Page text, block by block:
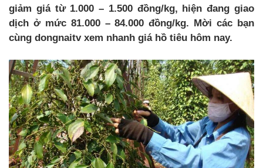
giảm giá từ 1.000 – 1.500 đồng/kg, hiện đang giao
dịch ở mức 81.000 – 84.000 đồng/kg. Mời các bạn
cùng dongnaitv xem nhanh giá hồ tiêu hôm nay.